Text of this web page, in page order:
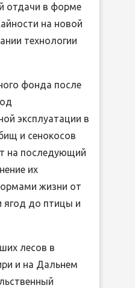
отдачи в форме
на новой
технологии
фонда после
эксплуатации в
и сенокосов
на последующий
их
жизни от
ягод до птицы и
лесов в
и на Дальнем